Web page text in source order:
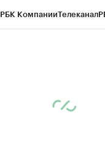
РБК КомпанииТелеканал